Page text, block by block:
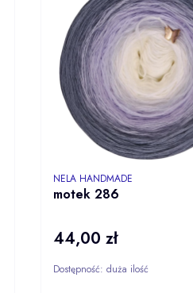
motek 286
PRODUCENT
NELA HANDMADE
Cena
44,00 zł
Dostępność: duża ilość